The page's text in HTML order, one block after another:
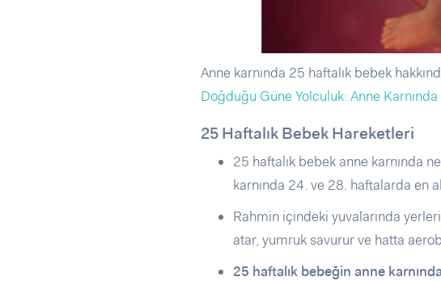
Anne karnında 25 haftalık bebek
Doğduğu Güne Yolculuk: Anne
25 Haftalık Bebek Hareketleri
25 haftalık bebek anne karnında
karnında 24. ve 28. haftalarda en
Rahmin içindeki yuvalarında
atar, yumruk savurur ve hatta
25 haftalık bebeğin anne